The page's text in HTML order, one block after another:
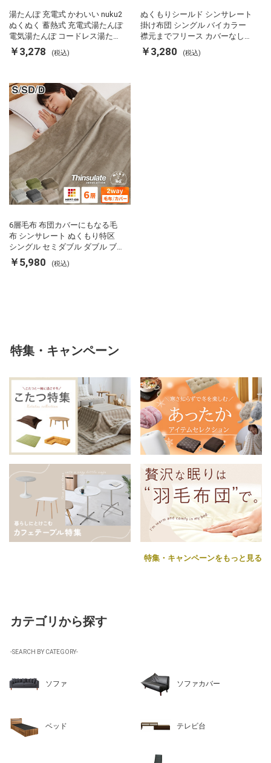
湯たんぽ 充電式 かわいい nuku2
ぬくぬく 蓄熱式 充電式湯たんぽ
電気湯たんぽ コードレス湯たん
ぽ エコ 節電 節約 省エネ 充電式
エコ電気あんか EWT-2143 スリ
￥3,278 (税込)
ぬくもりシールド シンサレート
掛け布団 シングル バイカラー
襟元までフリース カバーなしで
使える 軽い 丸洗い 断熱 保温 抗
菌防臭 洗える 防ダニ 軽量 ホコ
￥3,280 (税込)
6層毛布 布団カバーにもなる毛
布 シンサレート ぬくもり特区
シングル セミダブル ダブル ブ
ランケット 掛け布団カバー フラ
ンネル 保温 蓄熱 吸湿 発熱 断熱
￥5,980 (税込)
特集・キャンペーン
特集・キャンペーンをもっと見る
カテゴリから探す
-SEARCH BY CATEGORY-
ソファ ソファカバー
ベッド テレビ台